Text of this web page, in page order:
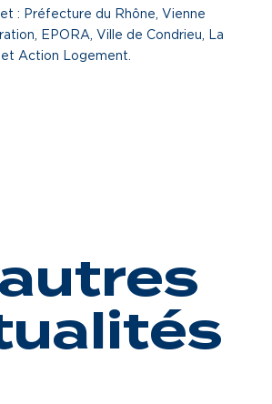
: Préfecture du Rhône, Vienne
EPORA, Ville de Condrieu, La
Action Logement.